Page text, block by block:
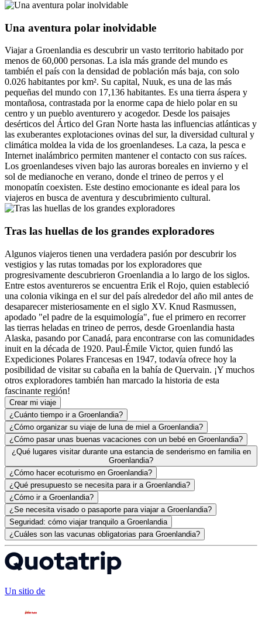
Una aventura polar inolvidable
Viajar a Groenlandia es descubrir un vasto territorio habitado por
menos de 60,000 personas. La isla más grande del mundo es
también el país con la densidad de población más baja, con solo
0.026 habitantes por km². Su capital, Nuuk, es una de las más
pequeñas del mundo con 17,136 habitantes. Es una tierra áspera y
montañosa, contrastada por la enorme capa de hielo polar en su
centro y un pueblo aventurero y acogedor. Desde los paisajes
desérticos del Ártico del Gran Norte hasta las influencias atlánticas y
las exuberantes explotaciones ovinas del sur, la diversidad cultural y
climática moldea la vida de los groenlandeses. La caza, la pesca e
Internet inalámbrico permiten mantener el contacto con sus raíces.
Los groenlandeses viven bajo las auroras boreales en invierno y el
sol de medianoche en verano, donde el trineo de perros y el
monopatín coexisten. Este destino emocionante es ideal para los
viajeros en busca de aventura y descubrimiento cultural.
Tras las huellas de los grandes exploradores
Algunos viajeros tienen una verdadera pasión por descubrir los
vestigios y las rutas tomadas por los exploradores que
progresivamente descubrieron Groenlandia a lo largo de los siglos.
Entre estos aventureros se encuentra Erik el Rojo, quien estableció
una colonia vikinga en el sur del país alrededor del año mil antes de
desaparecer misteriosamente en el siglo XV. Knud Rasmussen,
apodado "el padre de la esquimología", fue el primero en recorrer
las tierras heladas en trineo de perros, desde Groenlandia hasta
Alaska, pasando por Canadá, para encontrarse con las comunidades
inuit en la década de 1920. Paul-Émile Victor, quien fundó las
Expediciones Polares Francesas en 1947, todavía ofrece hoy la
posibilidad de visitar su cabaña en la bahía de Quervain. ¡Y muchos
otros exploradores también han marcado la historia de esta
fascinante región!
Crear mi viaje
¿Cuánto tiempo ir a Groenlandia?
¿Cómo organizar su viaje de luna de miel a Groenlandia?
¿Cómo pasar unas buenas vacaciones con un bebé en Groenlandia?
¿Qué lugares visitar durante una estancia de senderismo en familia en
Groenlandia?
¿Cómo hacer ecoturismo en Groenlandia?
¿Qué presupuesto se necesita para ir a Groenlandia?
¿Cómo ir a Groenlandia?
¿Se necesita visado o pasaporte para viajar a Groenlandia?
Seguridad: cómo viajar tranquilo a Groenlandia
¿Cuáles son las vacunas obligatorias para Groenlandia?
Un sitio de